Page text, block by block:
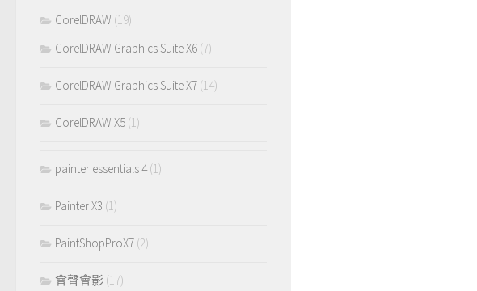
CorelDRAW (19)
CorelDRAW Graphics Suite X6 (7)
CorelDRAW Graphics Suite X7 (14)
CorelDRAW X5 (1)
painter essentials 4(1)
Painter X3 (1)
PaintShopProX7 (2)
會聲會影 (17)